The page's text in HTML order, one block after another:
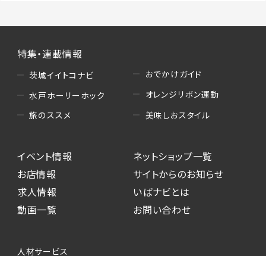
・読者プレゼント、アンケート等、当サービスが実
施するキャンペーンの抽選、当選者への連絡及
び発送 ・ユーザーの趣向や属性情報等の分析
（5）広告主への問い合わせ・応募等への対応
・本サービスを通じて求人広告に応募した際の
選考に関する連絡
・本サービスを通じて店舗への来店予約を登録
した際の内容確認、返答
本サービスが収集する個人情報は、ご本人の意
特集・連載情報
茨城イイトコナビ
水戸ホーリーホック
旅のススメ
おでかけガイド
オレンジリボン運動
美味しおスタイル
イベント情報
お店情報
求人情報
動画一覧
ネットショップ一覧
サイトからのお知らせ
いばナビとは
お問い合わせ
人材サービス